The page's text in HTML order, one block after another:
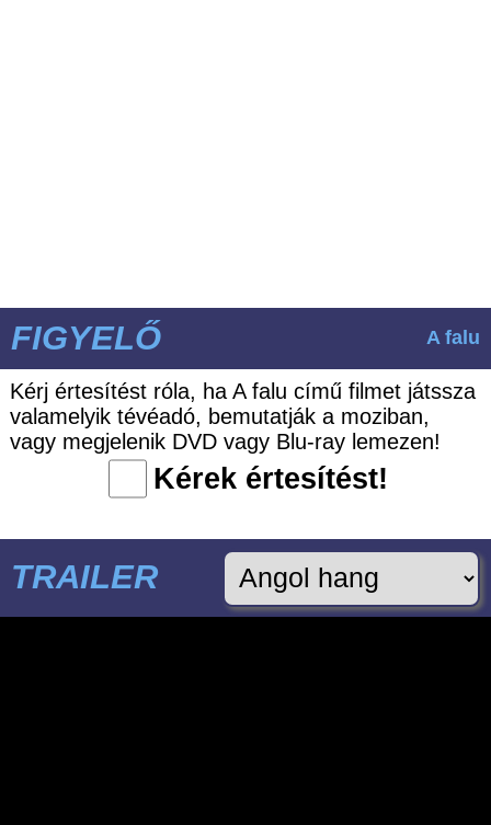
FIGYELŐ A falu
Kérj értesítést róla, ha A falu című filmet játssza
valamelyik tévéadó, bemutatják a moziban,
vagy megjelenik DVD vagy Blu-ray lemezen!
Kérek értesítést!
TRAILER